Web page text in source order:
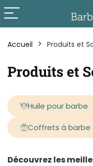
Accueil Produits et
Produits et
Huile pour barbe
Coffrets à barbe
Découvrez les